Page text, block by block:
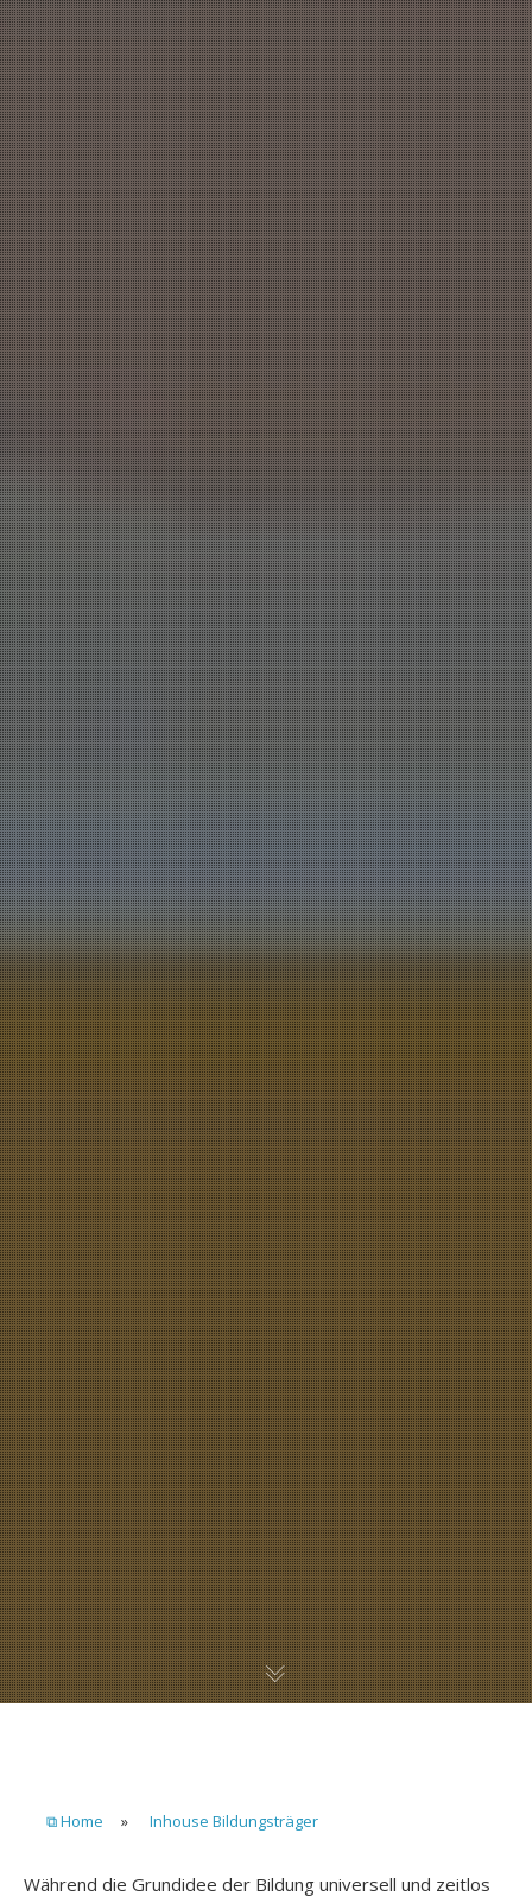
⧉ Home » Inhouse Bildungsträger
Während die Grundidee der Bildung universell und zeitlos